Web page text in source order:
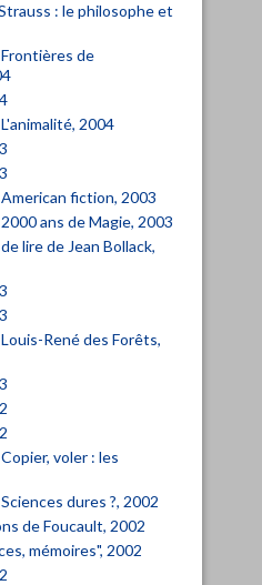
: le philosophe et
de
2004
fiction, 2003
ans de Magie, 2003
lire de Jean Bollack,
René des Forêts,
voler : les
dures ?, 2002
de Foucault, 2002
mémoires", 2002